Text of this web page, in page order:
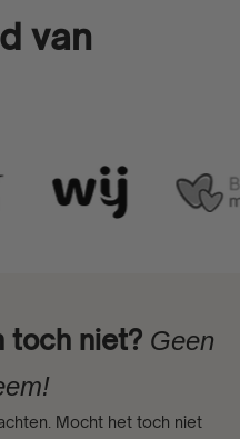
van
toch niet? Geen
Mocht het toch niet